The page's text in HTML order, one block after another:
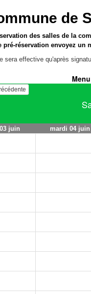
de
des salles de la
pré-réservation envoyez un
sera effective qu'après
Menu
juin mardi 04 juin